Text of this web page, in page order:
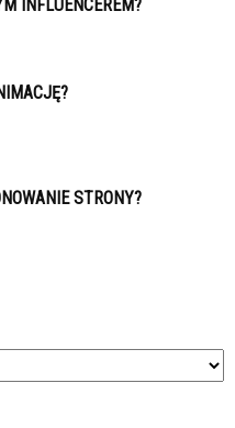
INFLUENCEREM?
STRONY?